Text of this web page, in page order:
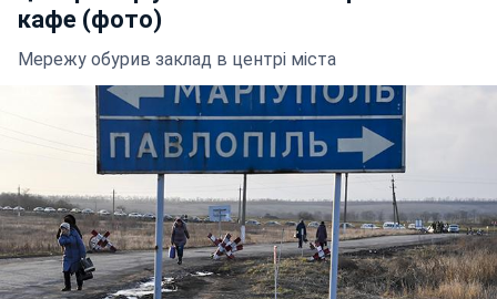
кафе (фото)
Мережу обурив заклад в центрі міста